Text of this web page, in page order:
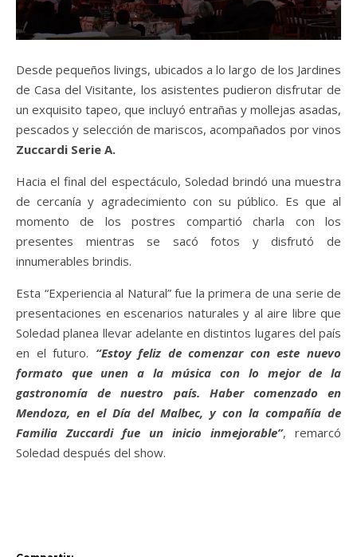
Desde pequeños livings, ubicados a lo largo de los Jardines
de Casa del Visitante, los asistentes pudieron disfrutar de
un exquisito tapeo, que incluyó entrañas y mollejas asadas,
pescados y selección de mariscos, acompañados por vinos
Zuccardi Serie A.
Hacia el final del espectáculo, Soledad brindó una muestra
de cercanía y agradecimiento con su público. Es que al
momento de los postres compartió charla con los
presentes mientras se sacó fotos y disfrutó de
innumerables brindis.
Esta “Experiencia al Natural” fue la primera de una serie de
presentaciones en escenarios naturales y al aire libre que
Soledad planea llevar adelante en distintos lugares del país
en el futuro. “Estoy feliz de comenzar con este nuevo
formato que unen a la música con lo mejor de la
gastronomía de nuestro país. Haber comenzado en
Mendoza, en el Día del Malbec, y con la compañía de
Familia Zuccardi fue un inicio inmejorable”, remarcó
Soledad después del show.